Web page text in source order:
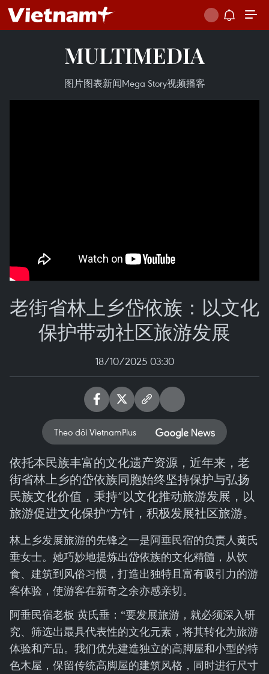
MULTIMEDIA
图片图表新闻Mega Story视频播客
老街省林上乡岱依族：以文化
保护带动社区旅游发展
18/10/2025 03:30
Theo dõi VietnamPlus
依托本民族丰富的文化遗产资源，近年来，老
街省林上乡的岱依族同胞始终坚持保护与弘扬
民族文化价值，秉持“以文化推动旅游发展，以
旅游促进文化保护”方针，积极发展社区旅游。
林上乡发展旅游的先锋之一是阿垂民宿的负责人黄氏
垂女士。她巧妙地提炼出岱依族的文化精髓，从饮
食、建筑到风俗习惯，打造出独特且富有吸引力的游
客体验，使游客在新奇之余亦感亲切。
阿垂民宿老板 黄氏垂：“要发展旅游，就必须深入研
究、筛选出最具代表性的文化元素，将其转化为旅游
体验和产品。我们优先建造独立的高脚屋和小型的特
色木屋，保留传统高脚屋的建筑风格，同时进行尺寸